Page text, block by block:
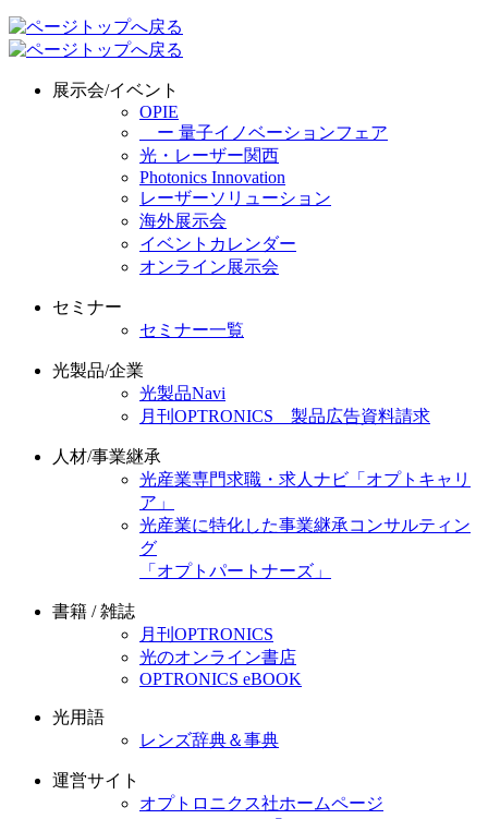
展示会/イベント
OPIE
ー 量子イノベーションフェア
光・レーザー関西
Photonics Innovation
レーザーソリューション
海外展示会
イベントカレンダー
オンライン展示会
セミナー
セミナー一覧
光製品/企業
光製品Navi
月刊OPTRONICS 製品広告資料請求
人材/事業継承
光産業専門求職・求人ナビ「オプトキャリ
ア」
光産業に特化した事業継承コンサルティン
グ
「オプトパートナーズ」
書籍 / 雑誌
月刊OPTRONICS
光のオンライン書店
OPTRONICS eBOOK
光用語
レンズ辞典＆事典
運営サイト
オプトロニクス社ホームページ